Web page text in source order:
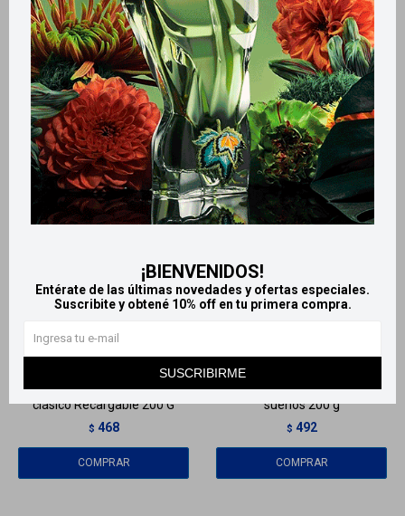
¡BIENVENIDOS!
Entérate de las últimas novedades y ofertas especiales.
Suscribite y obtené 10% off en tu primera compra.
SUSCRIBIRME
Productos que te pueden interesar
EL LUNES
Llega EL LUNES
Talco De Bebé Simond's
clásico Recargable 200 G
$ 468
EL LUNES
Johnson´s Baby talco dulces
sueños 200 g
$ 492